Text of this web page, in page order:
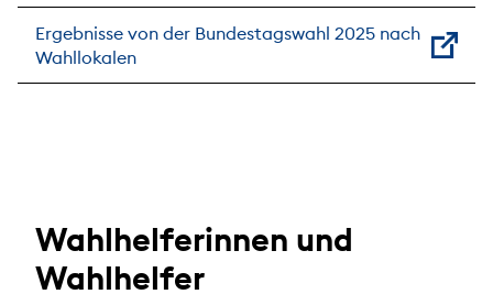
Ergebnisse von der Bundestagswahl 2025 nach
Wahllokalen
Wahlhelferinnen und
Wahlhelfer